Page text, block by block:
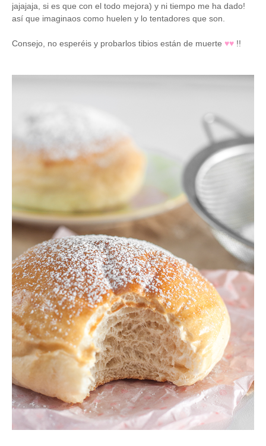
jajajaja, si es que con el todo mejora) y ni tiempo me ha dado!
así que imaginaos como huelen y lo tentadores que son
Consejo, no esperéis y probarlos tibios están de muerte ♥♥ !!